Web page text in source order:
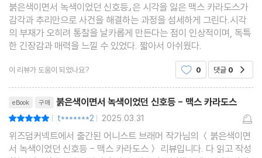
붉은색이면서 녹색이었던 신호등』은 시각을 잃은 맥스 카라도스가
감각과 추리만으로 사건을 해결하는 과정을 섬세하게 그린다.시각
의 부재가 오히려 통찰을 날카롭게 만든다는 점이 인상적이며, 독특
한 긴장감과 매력을 느낄 수 있었다. 짧아서 아쉬웠다.
이 리뷰가 도움이 되었나요? 0 댓글 0
eBook 구매 붉은색이면서 녹색이었던 신호등 - 맥스 카라도스
| t*******2 | 2025.03.31
위즈덤커넥트에서 출간된 어니스트 브래머 작가님의 ＜붉은색이면
서 녹색이었던 신호등 - 맥스 카라도스＞ 리뷰입니다. 다 읽고 작성